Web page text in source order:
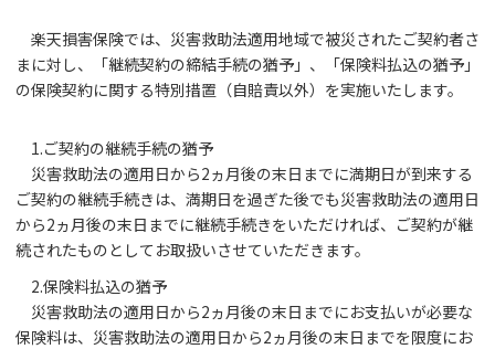
楽天損害保険では、災害救助法適用地域で被災されたご契約者さ
まに対し、「継続契約の締結手続の猶予」、「保険料払込の猶予」
の保険契約に関する特別措置（自賠責以外）を実施いたします。
1.ご契約の継続手続の猶予
災害救助法の適用日から2ヵ月後の末日までに満期日が到来する
ご契約の継続手続きは、満期日を過ぎた後でも災害救助法の適用日
から2ヵ月後の末日までに継続手続きをいただければ、ご契約が継
続されたものとしてお取扱いさせていただきます。
2.保険料払込の猶予
災害救助法の適用日から2ヵ月後の末日までにお支払いが必要な
保険料は、災害救助法の適用日から2ヵ月後の末日までを限度にお